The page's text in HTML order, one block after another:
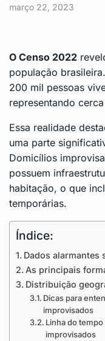
março 22, 2023
O Censo 2022
população
200 mil pessoas
representando
Essa realidade
uma parte
Domicílios
possuem
habitação, o que
temporárias.
Índice:
Dados
As principais
Distribuição
Dicas para
improvisados
Linha do
improvisados